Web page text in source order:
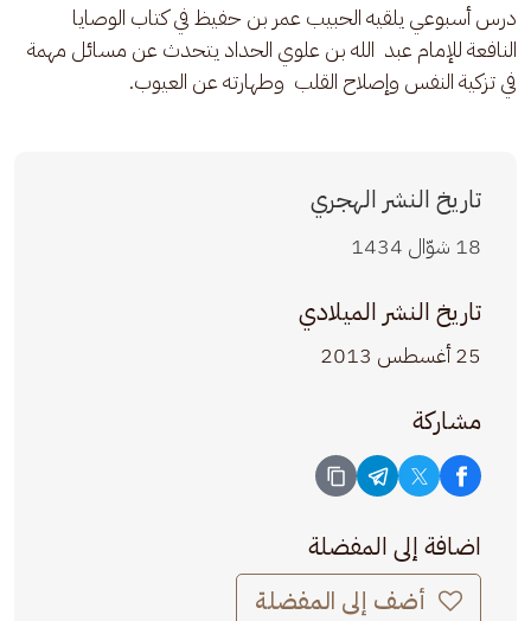
درس أسبوعي يلقيه الحبيب عمر بن حفيظ في كتاب الوصايا
النافعة للإمام عبد  الله بن علوي الحداد يتحدث عن مسائل مهمة
في تزكية النفس وإصلاح القلب  وطهارته عن العيوب.
تاريخ النشر الهجري
18 شوّال 1434
تاريخ النشر الميلادي
25 أغسطس 2013
مشاركة
اضافة إلى المفضلة
أضف إلى المفضلة